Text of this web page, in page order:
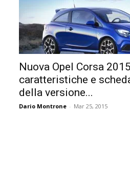
Nuova Opel Corsa
caratteristiche e
della versione...
Dario Montrone - Mar 25, 2015